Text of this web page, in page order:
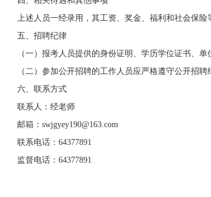
上述人员一经录用，其工资、奖金、福利和社会保险
五、招聘纪律
（一）报考人员提供的身份证明、学历学位证书、单
（二）参加公开招聘的工作人员应严格遵守公开招聘
六、联系方式
联系人：经老师
邮箱：swjgyey190@163.com
联系电话：64377891
监督电话：64377891